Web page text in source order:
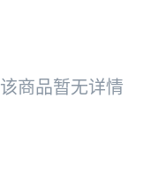
该商品暂无详情